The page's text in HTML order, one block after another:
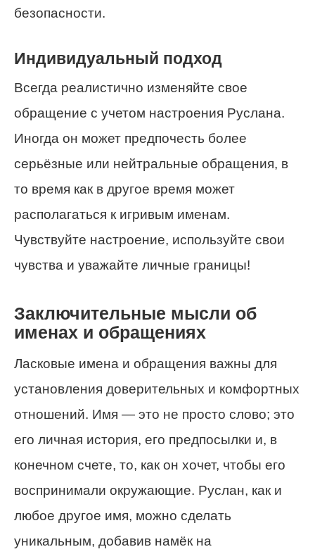
безопасности.
Индивидуальный подход
Всегда реалистично изменяйте свое
обращение с учетом настроения Руслана.
Иногда он может предпочесть более
серьёзные или нейтральные обращения, в
то время как в другое время может
располагаться к игривым именам.
Чувствуйте настроение, используйте свои
чувства и уважайте личные границы!
Заключительные мысли об
именах и обращениях
Ласковые имена и обращения важны для
установления доверительных и комфортных
отношений. Имя — это не просто слово; это
его личная история, его предпосылки и, в
конечном счете, то, как он хочет, чтобы его
воспринимали окружающие. Руслан, как и
любое другое имя, можно сделать
уникальным, добавив намёк на